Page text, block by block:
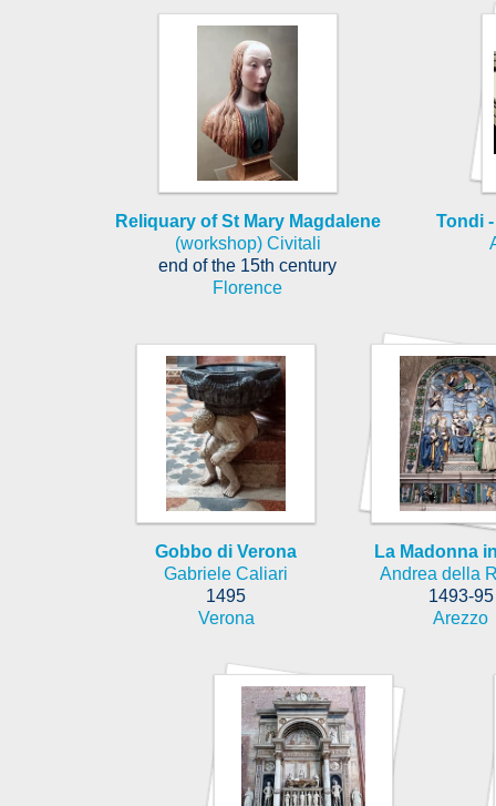
Reliquary of St Mary Magdalene
(workshop) Civitali
end of the 15th century
Florence
Tondi
Gobbo di Verona
Gabriele Caliari
1495
Verona
La Madonna
Andrea della
1493-95
Arezzo